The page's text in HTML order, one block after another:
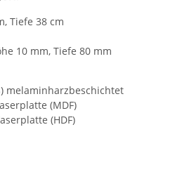
Tiefe 38 cm
10 mm, Tiefe 80 mm
melaminharzbeschichtet
(MDF)
(HDF)